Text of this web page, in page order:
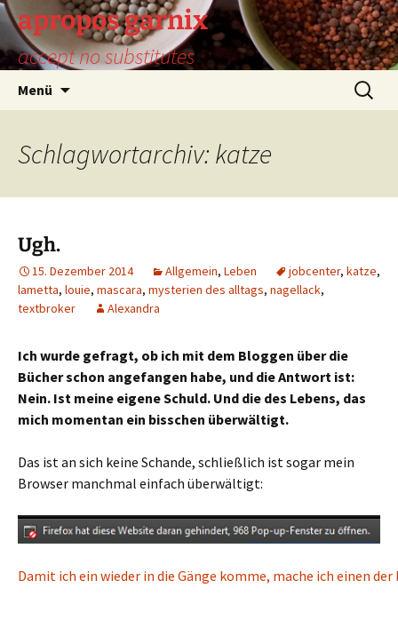
Zum
Inhalt
springen
apropos garnix
accept no substitutes
Menü
Suchen
nach:
Schlagwortarchiv: katze
Ugh.
15. Dezember 2014 Allgemein, Leben jobcenter, katze,
lametta, louie, mascara, mysterien des alltags, nagellack,
textbroker
Alexandra
Ich wurde gefragt, ob ich mit dem Bloggen über die
Bücher schon angefangen habe, und die Antwort ist:
Nein. Ist meine eigene Schuld. Und die des Lebens, das
mich momentan ein bisschen überwältigt.
Das ist an sich keine Schande, schließlich ist sogar mein
Browser manchmal einfach überwältigt:
Damit ich ein wieder in die Gänge komme, mache ich einen